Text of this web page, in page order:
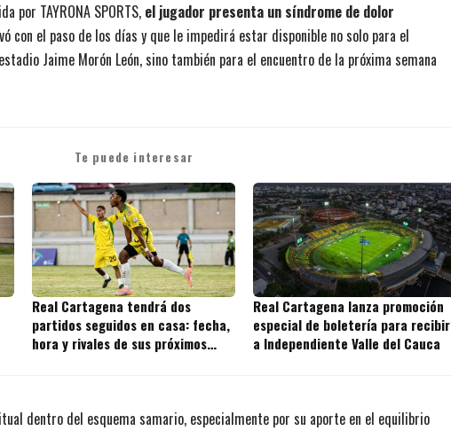
por TAYRONA SPORTS, el jugador presenta un síndrome de dolor
con el paso de los días y que le impedirá estar disponible no solo para el
Jaime Morón León, sino también para el encuentro de la próxima semana
Te puede interesar
Real Cartagena tendrá dos
partidos seguidos en casa: fecha,
hora y rivales de sus próximos
Real Cartagena lanza promoción
especial de boletería para recibir
a Independiente Valle del Cauca
dentro del esquema samario, especialmente por su aporte en el equilibrio